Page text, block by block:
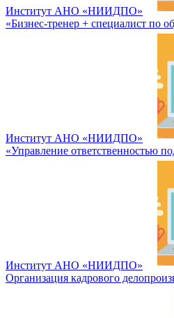
Институт АНО «НИИДПО»
«Бизнес-тренер + специалист по
Институт АНО «НИИДПО»
«Управление ответственностью
Институт АНО «НИИДПО»
Организация кадрового